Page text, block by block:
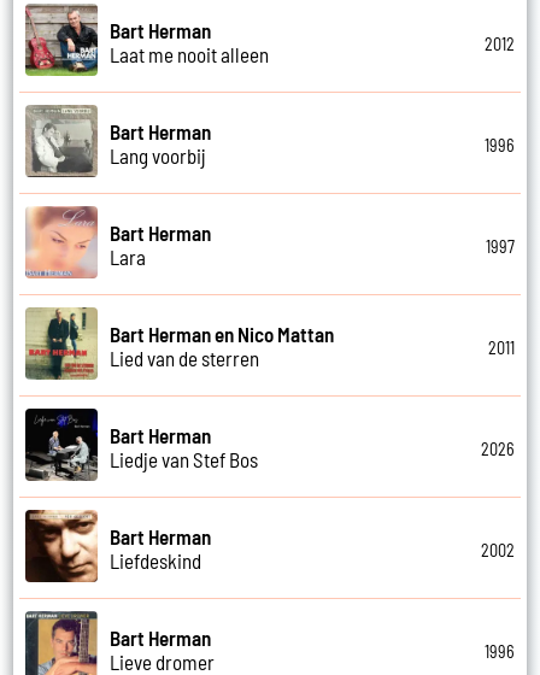
Bart Herman
Laat me nooit alleen
2012
Bart Herman
Lang voorbij
1996
Bart Herman
Lara
1997
Bart Herman en Nico Mattan
Lied van de sterren
2011
Bart Herman
Liedje van Stef Bos
2026
Bart Herman
Liefdeskind
2002
Bart Herman
Lieve dromer
1996